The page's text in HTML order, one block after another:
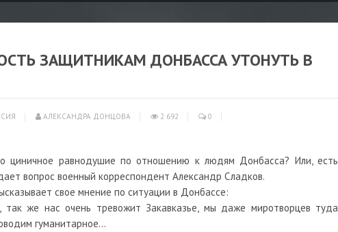
ЗАЩИТНИКАМ ДОНБАССА УТОНУТЬ В
АЛЕКСАНДРА ДОНЦОВА 2 692 0
циничное равнодушие по отношению к людям Донбасса? Или, есть
вопрос военный корреспондент Александр Сладков.
свое мнение по ситуации в Донбассе:
же нас очень тревожит Закавказье, мы даже миротворцев туда
гуманитарное...